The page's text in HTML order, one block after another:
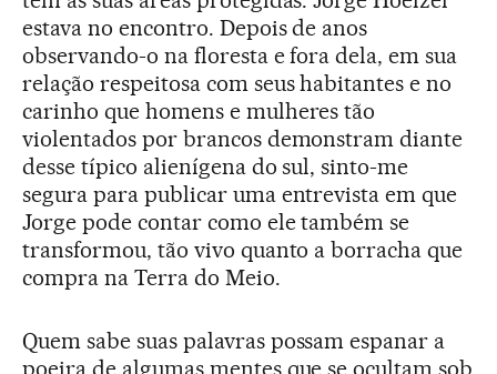
estava no encontro. Depois de anos
observando-o na floresta e fora dela, em sua
relação respeitosa com seus habitantes e no
carinho que homens e mulheres tão
violentados por brancos demonstram diante
desse típico alienígena do sul, sinto-me
segura para publicar uma entrevista em que
Jorge pode contar como ele também se
transformou, tão vivo quanto a borracha que
compra na Terra do Meio.
Quem sabe suas palavras possam espanar a
poeira de algumas mentes que se ocultam sob